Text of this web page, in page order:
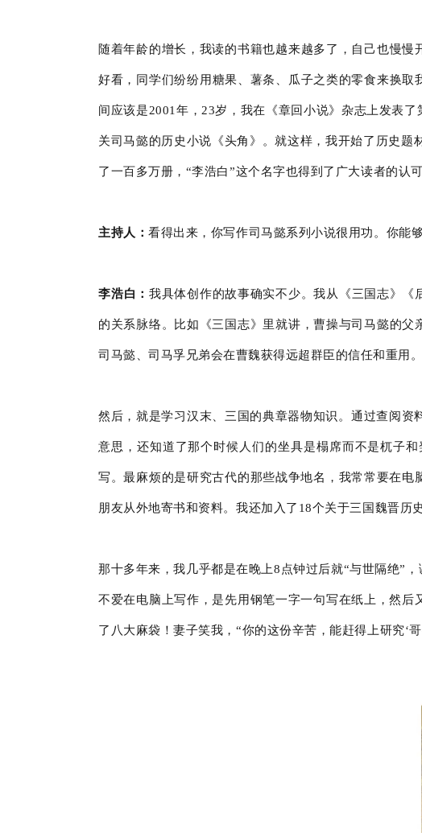
随着年龄的增长，我读的书籍也越来越多了，自己也慢
好看，同学们纷纷用糖果、薯条、瓜子之类的零食来换
间应该是2001年，23岁，我在《章回小说》杂志上发表
关司马懿的历史小说《头角》。就这样，我开始了历史
了一百多万册，“李浩白”这个名字也得到了广大读者的认可
主持人：看得出来，你写作司马懿系列小说很用功。你能
李浩白：我具体创作的故事确实不少。我从《三国志》
的关系脉络。比如《三国志》里就讲，曹操与司马懿的父
司马懿、司马孚兄弟会在曹魏获得远超群臣的信任和重用
然后，就是学习汉末、三国的典章器物知识。通过查阅资
意思，还知道了那个时候人们的坐具是榻席而不是杌子
写。最麻烦的是研究古代的那些战争地名，我常常要在
朋友从外地寄书和资料。我还加入了18个关于三国魏晋历
那十多年来，我几乎都是在晚上8点钟过后就“与世隔绝”
不爱在电脑上写作，是先用钢笔一字一句写在纸上，然
了八大麻袋！妻子笑我，“你的这份辛苦，能赶得上研究‘